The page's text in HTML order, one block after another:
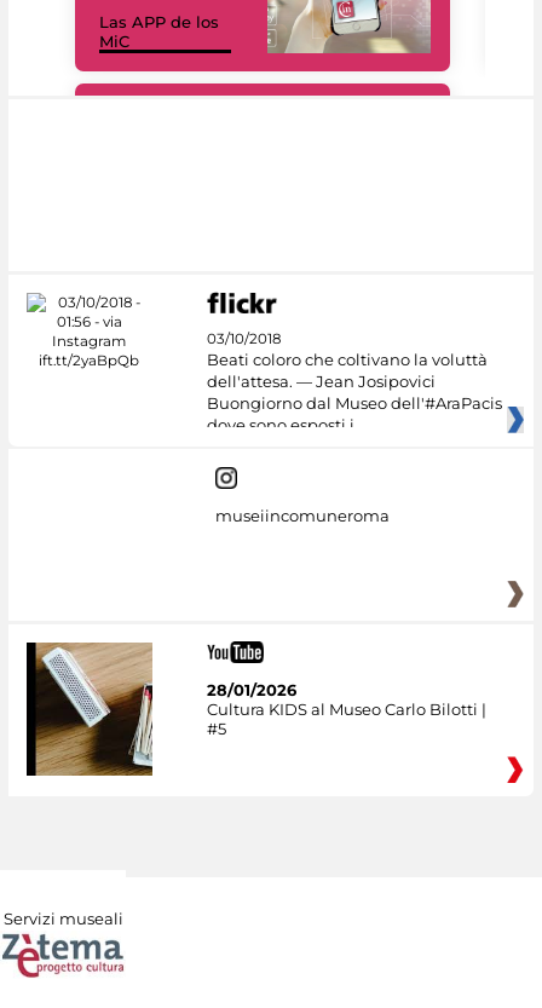
Las APP de los
MiC
03/10/2018
Beati coloro che coltivano la voluttà
dell'attesa. — Jean Josipovici
Buongiorno dal Museo dell'#AraPacis
dove sono esposti i
museiincomuneroma
28/01/2026
Cultura KIDS al Museo Carlo Bilotti |
#5
Servizi museali